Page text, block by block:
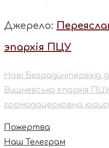
Джерело:
эпархія ПЦУ
Нові Безрадичіперехід
Вишневська єпархія ПЦУ
громадацерковна
Пожертва
Наш Телеграм